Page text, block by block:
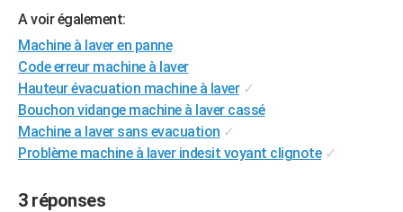
VOYAGE
Destinations
City break
Voyage nature
Voyage de noces
Forum
Climat
PHOTO
GUIDES D'ACHAT
BONS PLANS
CARTE DE VOEUX
Carte de Noël
Carte Bonne année
Carte Saint-Valentin
Carte Pâques
Carte d'anniversaire
DICTIONNAIRE
A voir également:
Machine à laver en panne
Code erreur machine à laver
Hauteur évacuation machine à laver ✓
Bouchon vidange machine à laver cassé
Machine a laver sans evacuation ✓
Problème machine à laver indesit voyant clignote ✓
3 réponses